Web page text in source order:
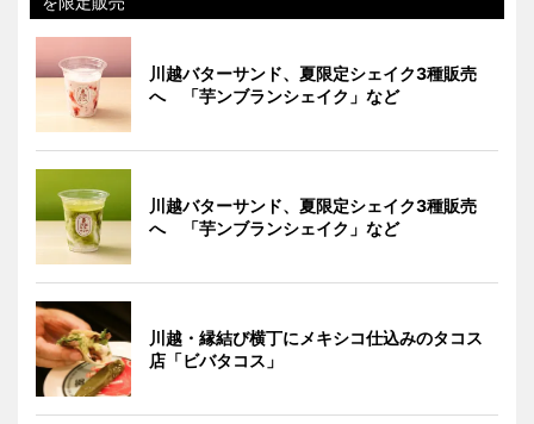
川越バターサンド、夏限定シェイク3種販売
へ 「芋ンブランシェイク」など
川越バターサンド、夏限定シェイク3種販売
へ 「芋ンブランシェイク」など
川越・縁結び横丁にメキシコ仕込みのタコス
店「ビバタコス」